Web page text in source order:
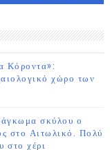
Κόροντα»:
χώρο των
σκύλου ο
στο Αιτωλικό. Πολύ
στο χέρι